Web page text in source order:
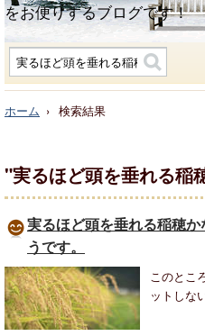
をお便りするブログです！
ホーム 検索結果
"実るほど頭を垂れる稲
実るほど頭を垂れる稲穂
うです。
このとこ
ットしな